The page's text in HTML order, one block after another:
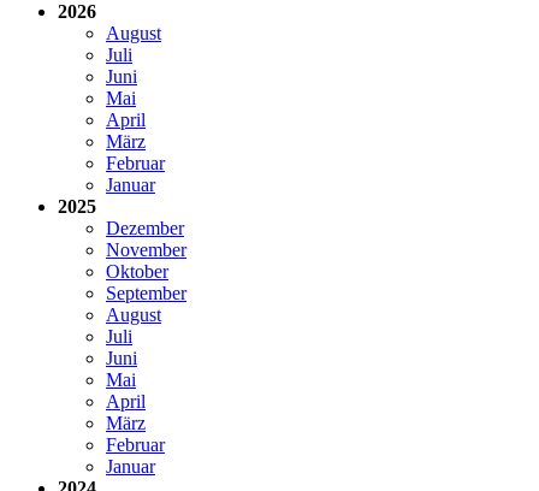
2026
August
Juli
Juni
Mai
April
März
Februar
Januar
2025
Dezember
November
Oktober
September
August
Juli
Juni
Mai
April
März
Februar
Januar